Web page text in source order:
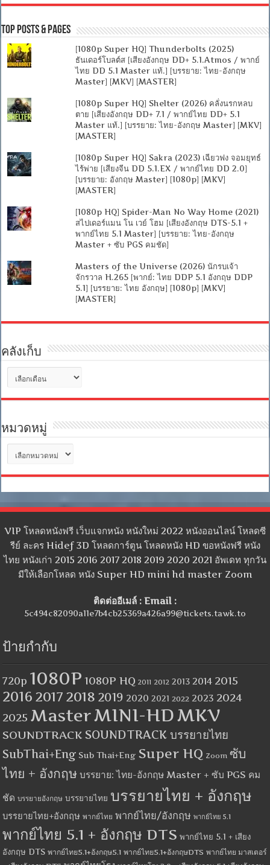
Top Posts & Pages
[1080p Super HQ] Thunderbolts (2025)
ธันเดอร์โบลต์ส [เสียงอังกฤษ DD+ 5.1.Atmos / พากย์
ไทย DD 5.1 Master แท้.] [บรรยาย: ไทย-อังกฤษ
Master] [MKV] [MASTER]
[1080p Super HQ] Shelter (2026) คลั่งนรกหลบ
ตาย [เสียงอังกฤษ DD+ 7.1 / พากย์ไทย DD+ 5.1
Master แท้.] [บรรยาย: ไทย-อังกฤษ Master] [MKV]
[MASTER]
[1080p Super HQ] Sakra (2023) เฉียวฟง จอมยุทธ์
ไร้พ่าย [เสียงจีน DD 5.1.EX / พากย์ไทย DD 2.0]
[บรรยาย: อังกฤษ Master] [1080p] [MKV]
[MASTER]
[1080p HQ] Spider-Man No Way Home (2021)
สไปเดอร์แมน โน เวย์ โฮม [เสียงอังกฤษ DTS-5.1 +
พากย์ไทย 5.1 Master] [บรรยาย: ไทย-อังกฤษ
Master + ซับ PGS คมชัด]
Masters of the Universe (2026) นักรบเจ้า
จักรวาล H.265 [พากย์: ไทย DDP 5.1 อังกฤษ DDP
5.1] [บรรยาย: ไทย อังกฤษ] [1080p] [MKV]
[MASTER]
คลังเก็บ
เก็บ
หมวดหมู่
หมู่
VIP โหลดหนังฟรี เว็บแจกหนัง หนังใหม่ 2022 หนังออนไลน์ โหลดซี
รีย์ ละคร Hidef 3D โหลดการ์ตูน โหลดหนัง HD ขอหนังฟรี หนัง
ไทย หนังเก่า 2015 2016 2017 2018 2019 2020 2021 อัพเดท ทุกวัน
มีให้เลือกโหลด หนัง Super HD mini hd master Zoom
ติดต่ออีเมล์ : Email :
5c494c82090a11e7b4cb25369a426a99@tickets.tawk.to
ป้ายกำกับ
720p 1080P 1080P HQ 2011 2012 2013 2014 2015
2016 2017 2018 2019 2020 2021 2022 2023 2024
2025 MasterMINI-HDMKV
SOUNDTRACK SOUNDTRACK บรรยายไทย
SubThai+Eng Sub Thai+Eng Super HQ Zoom ซับ
ไทย + อังกฤษ บรรยาย: ไทย-อังกฤษ Master + ซับ PGS คม
ชัด บรรยายอังกฤษ บรรยายไทย บรรยายไทย + อังกฤษ
บรรยายไทย+อังกฤษ พากย์ไทย พากย์ไทย/อังกฤษ พากย์ไทย 5.1
พากย์ไทย 5.1 + อังกฤษ DTS พากย์ไทย 5.1 + เสียง
อังกฤษ DTS พากย์ไทย5.1+อังกฤษ5.1 พากย์ไทย5.1+อังกฤษDTS พากย์ไทย มาสเตอร์